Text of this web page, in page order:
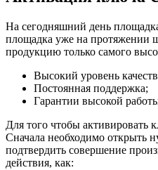
На сегодняшний день
площадка уже на протяжении
продукцию только самого
Высокий уровень
Постоянная поддержка;
Гарантии высокой
Для того чтобы активировать
Сначала необходимо открыть
подтвердить совершение
действия, как: